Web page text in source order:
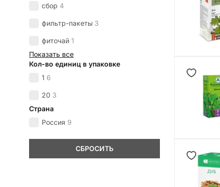
сбор 4
фильтр-пакеты 3
фиточай 1
Показать все
Кол-во единиц в упаковке
1 6
20 3
Страна
Россия 9
СБРОСИТЬ